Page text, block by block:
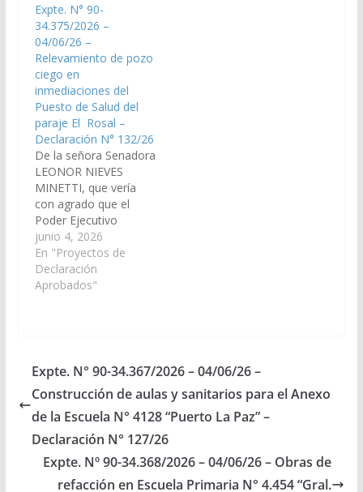
disponga las medidas
necesarias para
evaluar el estado de
los techos sobre
riesgo de caída,
derrumbe y
desprendimiento de…
Expte. N° 90-
34.375/2026 –
04/06/26 –
Relevamiento de pozo
ciego en
inmediaciones del
Puesto de Salud del
paraje El Rosal –
Declaración N° 132/26
De la señora Senadora
LEONOR NIEVES
MINETTI, que vería
con agrado que el
Poder Ejecutivo
Provincial, a través del
Ministerio de Salud
Pública y de la
Secretaría de Obras
incluyendo tareas de
desagote del pozo
ciego ubicado en…
junio 4, 2026
En "Proyectos de
Declaración
Aprobados"
Expte. N° 90-34.367/2026 – 04/06/26 –
Construcción de aulas y sanitarios para el Anexo
de la Escuela N° 4128 “Puerto La Paz” –
Declaración N° 127/26
Expte. Nº 90-34.368/2026 – 04/06/26 – Obras de
refacción en Escuela Primaria N° 4.454 “Gral.